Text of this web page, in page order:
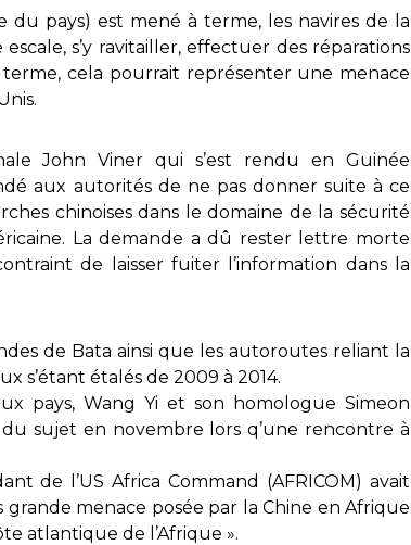
pays) est mené à terme, les navires de la
s’y ravitailler, effectuer des réparations
cela pourrait représenter une menace
John Viner qui s’est rendu en Guinée
aux autorités de ne pas donner suite à ce
chinoises dans le domaine de la sécurité
La demande a dû rester lettre morte
de laisser fuiter l’information dans la
de Bata ainsi que les autoroutes reliant la
s’étant étalés de 2009 à 2014.
pays, Wang Yi et son homologue Simeon
sujet en novembre lors q’une rencontre à
de l’US Africa Command (AFRICOM) avait
menace posée par la Chine en Afrique
atlantique de l’Afrique ».